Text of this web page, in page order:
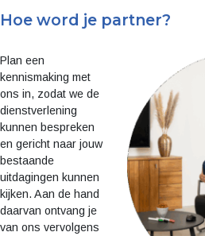
Hoe word je partner?
Plan een
kennismaking met
ons in, zodat we de
dienstverlening
kunnen bespreken
en gericht naar jouw
bestaande
uitdagingen kunnen
kijken. Aan de hand
daarvan ontvang je
van ons vervolgens